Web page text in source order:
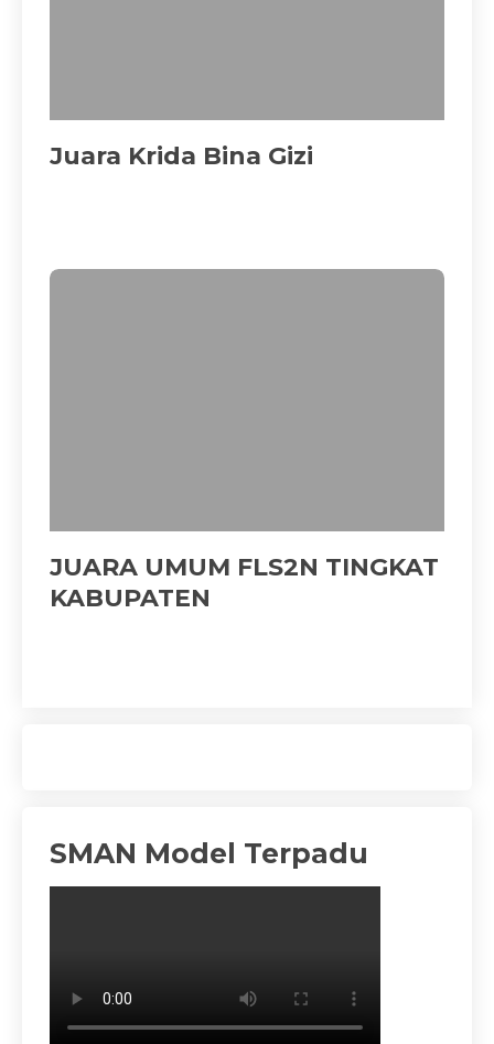
Juara Krida Bina Gizi
JUARA UMUM FLS2N TINGKAT
KABUPATEN
SMAN Model Terpadu